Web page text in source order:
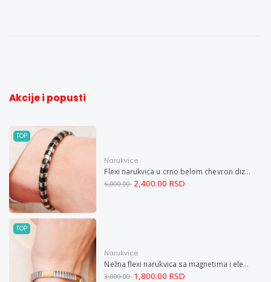
Akcije i popusti
TOP
Narukvice
Flexi narukvica u crno belom chevron dizajnu M
6,000.00 2,400.00 RSD
TOP
Narukvice
Nežna flexi narukvica sa magnetima i elementima u boji zlata i bakrom M
3,000.00 1,800.00 RSD